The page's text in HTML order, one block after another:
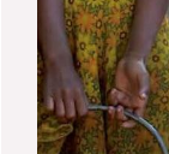
Banco